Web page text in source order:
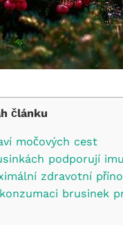
článku
močových cest
podporují
zdravotní
brusinek